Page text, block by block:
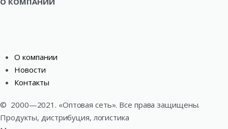
О компании
Новости
Контакты
© 2000—2021. «Оптовая сеть». Все права защищены.
Продукты, дистрибуция, логистика